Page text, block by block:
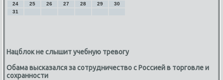
24
25 26 27 28 29
30
31
Нацблок не слышит учебную тревогу
Обама высказался за сотрудничество с Россией в торговле и
сохранности